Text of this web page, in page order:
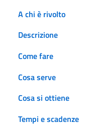
A chi è rivolto
Descrizione
Come fare
Cosa serve
Cosa si ottiene
Tempi e scadenze